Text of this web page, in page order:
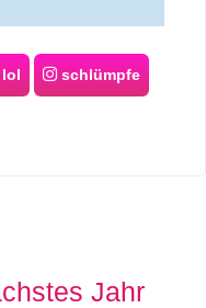
schlümpfe
Jahr